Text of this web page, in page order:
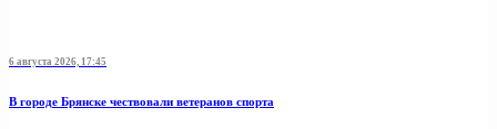
6 августа 2026, 17:45
В городе Брянске чествовали ветеранов спорта